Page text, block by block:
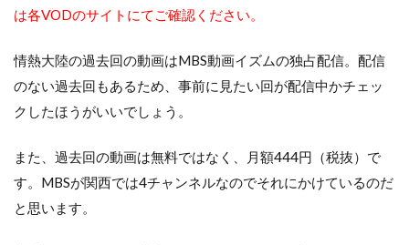
は各VODのサイトにてご確認ください。
情熱大陸の過去回の動画はMBS動画イズムの独占配信。配信
のない過去回もあるため、事前に見たい回が配信中かチェッ
クしたほうがいいでしょう。
また、過去回の動画は無料ではなく、月額444円（税抜）で
す。MBSが関西では4チャンネルなのでそれにかけているのだ
と思います。